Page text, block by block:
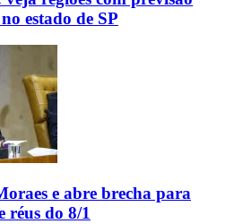
estado de SP
e abre brecha para
réus do 8/1